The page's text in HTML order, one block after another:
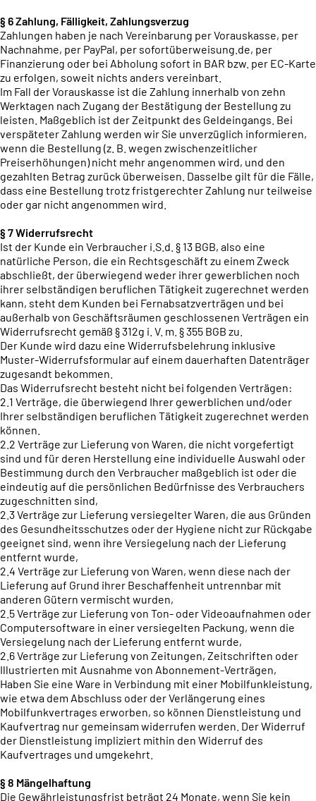
§ 6 Zahlung, Fälligkeit, Zahlungsverzug
Zahlungen haben je nach Vereinbarung per Vorauskasse, per
Nachnahme, per PayPal, per sofortüberweisung.de, per
Finanzierung oder bei Abholung sofort in BAR bzw. per EC-Karte
zu erfolgen, soweit nichts anders vereinbart.
Im Fall der Vorauskasse ist die Zahlung innerhalb von zehn
Werktagen nach Zugang der Bestätigung der Bestellung zu
leisten. Maßgeblich ist der Zeitpunkt des Geldeingangs. Bei
verspäteter Zahlung werden wir Sie unverzüglich informieren,
wenn die Bestellung (z. B. wegen zwischenzeitlicher
Preiserhöhungen) nicht mehr angenommen wird, und den
gezahlten Betrag zurück überweisen. Dasselbe gilt für die Fälle,
dass eine Bestellung trotz fristgerechter Zahlung nur teilweise
oder gar nicht angenommen wird.
§ 7 Widerrufsrecht
Ist der Kunde ein Verbraucher i.S.d. § 13 BGB, also eine
natürliche Person, die ein Rechtsgeschäft zu einem Zweck
abschließt, der überwiegend weder ihrer gewerblichen noch
ihrer selbständigen beruflichen Tätigkeit zugerechnet werden
kann, steht dem Kunden bei Fernabsatzverträgen und bei
außerhalb von Geschäftsräumen geschlossenen Verträgen ein
Widerrufsrecht gemäß § 312g i. V. m. § 355 BGB zu.
Der Kunde wird dazu eine Widerrufsbelehrung inklusive
Muster-Widerrufsformular auf einem dauerhaften Datenträger
zugesandt bekommen.
Das Widerrufsrecht besteht nicht bei folgenden Verträgen:
2.1 Verträge, die überwiegend Ihrer gewerblichen und/oder
Ihrer selbständigen beruflichen Tätigkeit zugerechnet werden
können.
2.2 Verträge zur Lieferung von Waren, die nicht vorgefertigt
sind und für deren Herstellung eine individuelle Auswahl oder
Bestimmung durch den Verbraucher maßgeblich ist oder die
eindeutig auf die persönlichen Bedürfnisse des Verbrauchers
zugeschnitten sind,
2.3 Verträge zur Lieferung versiegelter Waren, die aus Gründen
des Gesundheitsschutzes oder der Hygiene nicht zur Rückgabe
geeignet sind, wenn ihre Versiegelung nach der Lieferung
entfernt wurde,
2.4 Verträge zur Lieferung von Waren, wenn diese nach der
Lieferung auf Grund ihrer Beschaffenheit untrennbar mit
anderen Gütern vermischt wurden,
2.5 Verträge zur Lieferung von Ton- oder Videoaufnahmen oder
Computersoftware in einer versiegelten Packung, wenn die
Versiegelung nach der Lieferung entfernt wurde,
2.6 Verträge zur Lieferung von Zeitungen, Zeitschriften oder
Illustrierten mit Ausnahme von Abonnement-Verträgen,
Haben Sie eine Ware in Verbindung mit einer Mobilfunkleistung,
wie etwa dem Abschluss oder der Verlängerung eines
Mobilfunkvertrages erworben, so können Dienstleistung und
Kaufvertrag nur gemeinsam widerrufen werden. Der Widerruf
der Dienstleistung impliziert mithin den Widerruf des
Kaufvertrages und umgekehrt.
§ 8 Mängelhaftung
Die Gewährleistungsfrist beträgt 24 Monate, wenn Sie kein